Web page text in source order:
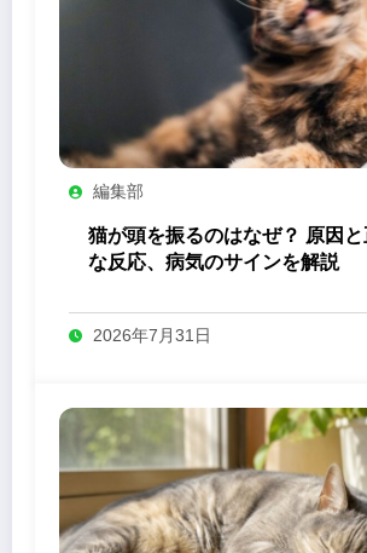
編集部
猫が頭を振るのはなぜ？ 原因と
な反応、病気のサインを解説
2026年7月31日